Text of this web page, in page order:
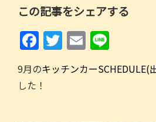
る
この記事をシェアする
F
a
c
e
b
T
w
itt
E
m
ai
n
e
9月のキッチンカーSCHEDULE(
した！
シ
ョ
ン